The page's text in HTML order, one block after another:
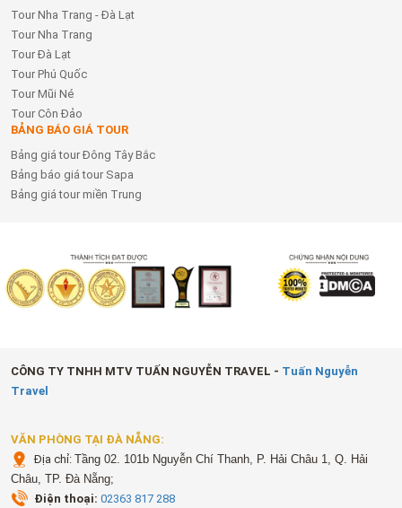
Tour Nha Trang - Đà Lạt
Tour Nha Trang
Tour Đà Lạt
Tour Phú Quốc
Tour Mũi Né
Tour Côn Đảo
BẢNG BÁO GIÁ TOUR
Bảng giá tour Đông Tây Bắc
Bảng báo giá tour Sapa
Bảng giá tour miền Trung
CÔNG TY TNHH MTV TUẤN NGUYỄN TRAVEL - Tuấn Nguyễn
Travel
VĂN PHÒNG TẠI ĐÀ NẴNG:
Địa chỉ:Tầng 02. 101b Nguyễn Chí Thanh, P. Hải Châu 1, Q. Hải
Châu, TP. Đà Nẵng;
Điện thoại: 02363 817 288